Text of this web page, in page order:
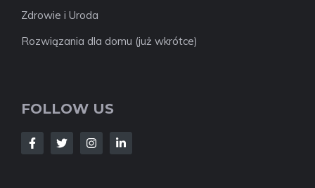
Zdrowie i Uroda
Rozwiązania dla domu (już wkrótce)
FOLLOW US